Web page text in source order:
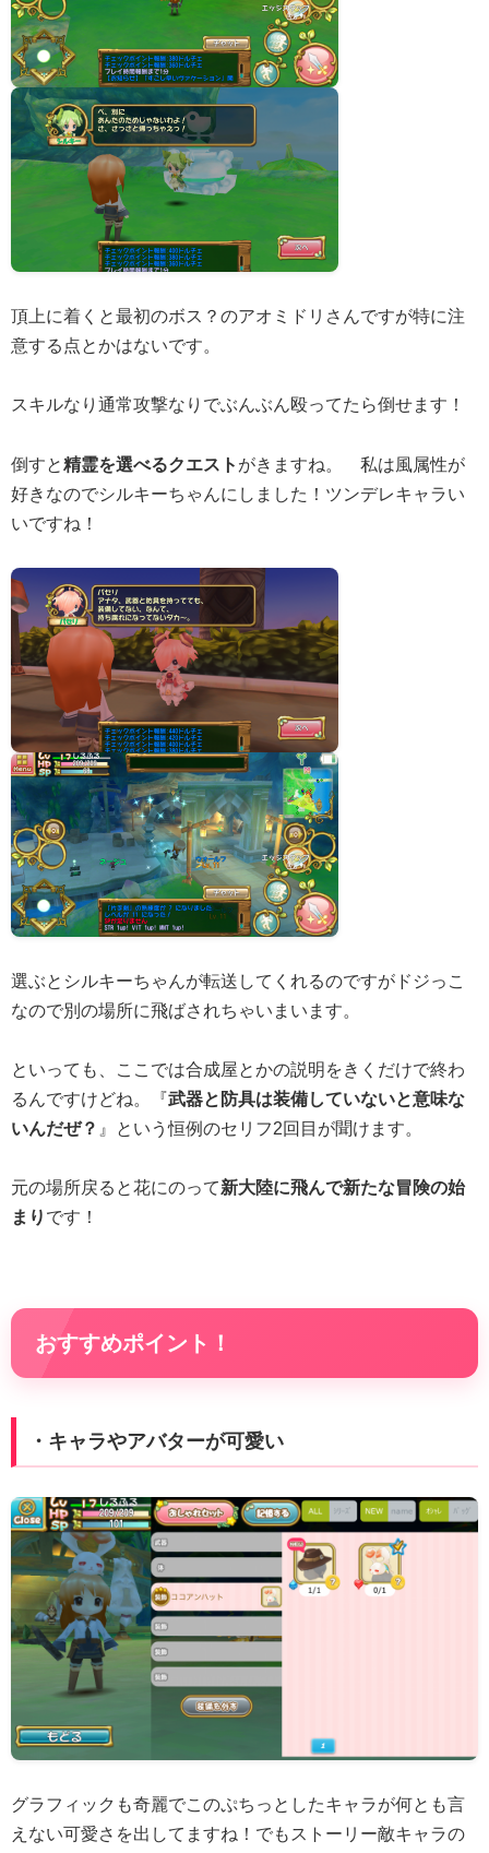
頂上に着くと最初のボス？のアオミドリさんですが特に注
意する点とかはないです。
スキルなり通常攻撃なりでぶんぶん殴ってたら倒せます！
倒すと精霊を選べるクエスト がきますね。 私は風属性が
好きなのでシルキーちゃんにしました！ツンデレキャラい
いですね！
選ぶとシルキーちゃんが転送してくれるのですがドジっこ
なので別の場所に飛ばされちゃいまいます。
といっても、ここでは合成屋とかの説明をきくだけで終わ
るんですけどね。『武器と防具は装備していないと意味な
いんだぜ？ 』という恒例のセリフ2回目が聞けます。
元の場所戻ると花にのって新大陸に飛んで新たな冒険の始
まり です！
おすすめポイント！
・キャラやアバターが可愛い
グラフィックも奇麗でこのぷちっとしたキャラが何とも言
えない可愛さを出してますね！でもストーリー敵キャラの